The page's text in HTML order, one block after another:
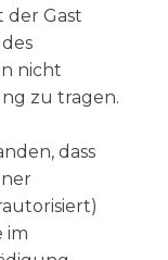
der Gast
nicht
zu tragen.
dass
im